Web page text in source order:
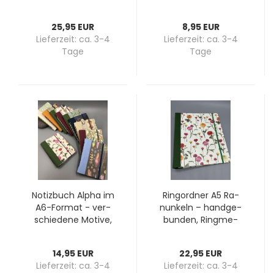
25,95 EUR
Lieferzeit: ca. 3-4
Tage
8,95 EUR
Lieferzeit: ca. 3-4
Tage
No­tiz­buch Alpha im
A6-​For­mat - ver­
schie­de­ne Mo­ti­ve,
14,95 EUR
Lieferzeit: ca. 3-4
Ring­ord­ner A5 Ra­
nun­keln – hand­ge­
bun­den, Ring­me­
22,95 EUR
Lieferzeit: ca. 3-4